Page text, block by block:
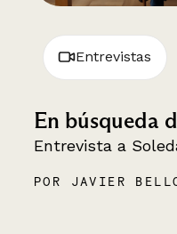
Entrevistas
En búsqueda
Entrevista a
POR JAVIER